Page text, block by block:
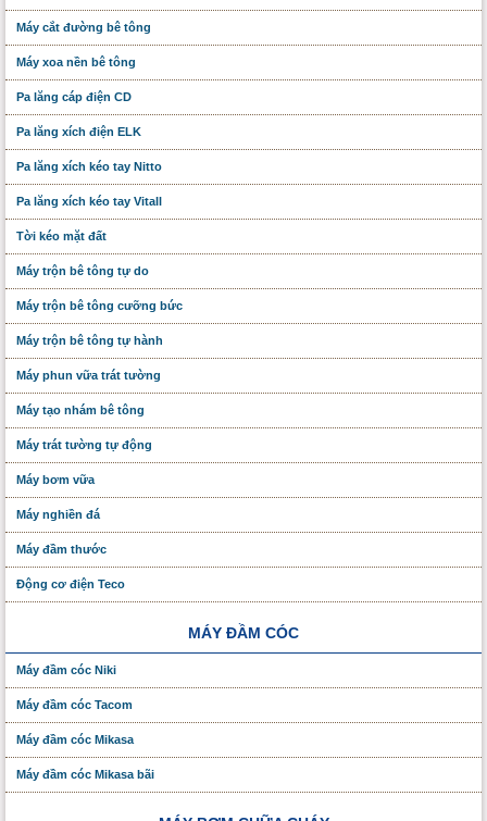
Máy cắt đường bê tông
Máy xoa nền bê tông
Pa lăng cáp điện CD
Pa lăng xích điện ELK
Pa lăng xích kéo tay Nitto
Pa lăng xích kéo tay Vitall
Tời kéo mặt đất
Máy trộn bê tông tự do
Máy trộn bê tông cưỡng bức
Máy trộn bê tông tự hành
Máy phun vữa trát tường
Máy tạo nhám bê tông
Máy trát tường tự động
Máy bơm vữa
Máy nghiền đá
Máy đầm thước
Động cơ điện Teco
MÁY ĐẦM CÓC
Máy đầm cóc Niki
Máy đầm cóc Tacom
Máy đầm cóc Mikasa
Máy đầm cóc Mikasa bãi